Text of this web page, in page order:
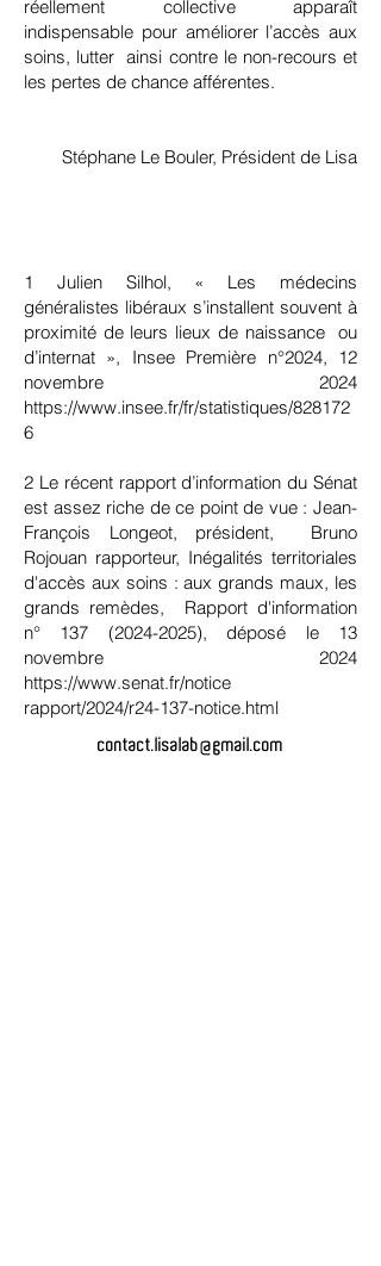
réellement collective apparaît
indispensable pour améliorer l’accès aux
soins, lutter ainsi contre le non-recours et
les pertes de chance afférentes.
Stéphane Le Bouler, Président de Lisa
1 Julien Silhol, « Les médecins
généralistes libéraux s’installent souvent à
proximité de leurs lieux de naissance ou
d’internat », Insee Première n°2024, 12
novembre 2024
https://www.insee.fr/fr/statistiques/828172
6
2 Le récent rapport d’information du Sénat
est assez riche de ce point de vue : Jean-
François Longeot, président, Bruno
Rojouan rapporteur, Inégalités territoriales
d'accès aux soins : aux grands maux, les
grands remèdes, Rapport d'information
n° 137 (2024-2025), déposé le 13
novembre 2024
https://www.senat.fr/notice
rapport/2024/r24-137-notice.html
contact.lisalab@gmail.com